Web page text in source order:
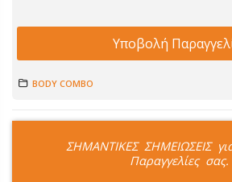
Υποβολή
BODY COMBO
ΣΗΜΑΝΤΙΚΕΣ ΣΗΜΕΙΩΣΕΙΣ
Παραγγελίες σας.